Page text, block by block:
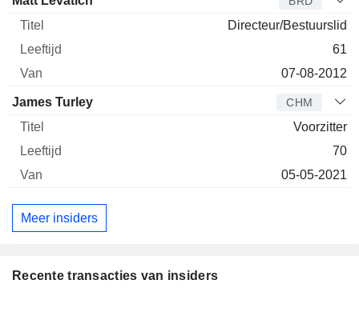
Directeur/Bestuurslid
61
07-08-2012
James Turley CHM
Voorzitter
70
05-05-2021
Meer insiders
Recente transacties van insiders